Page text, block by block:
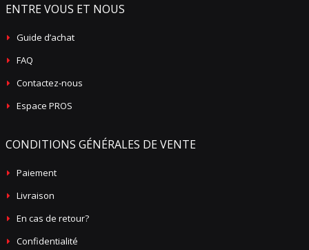
ENTRE VOUS ET NOUS
Guide d’achat
FAQ
Contactez-nous
Espace PROS
CONDITIONS GÉNÉRALES DE VENTE
Paiement
Livraison
En cas de retour?
Confidentialité